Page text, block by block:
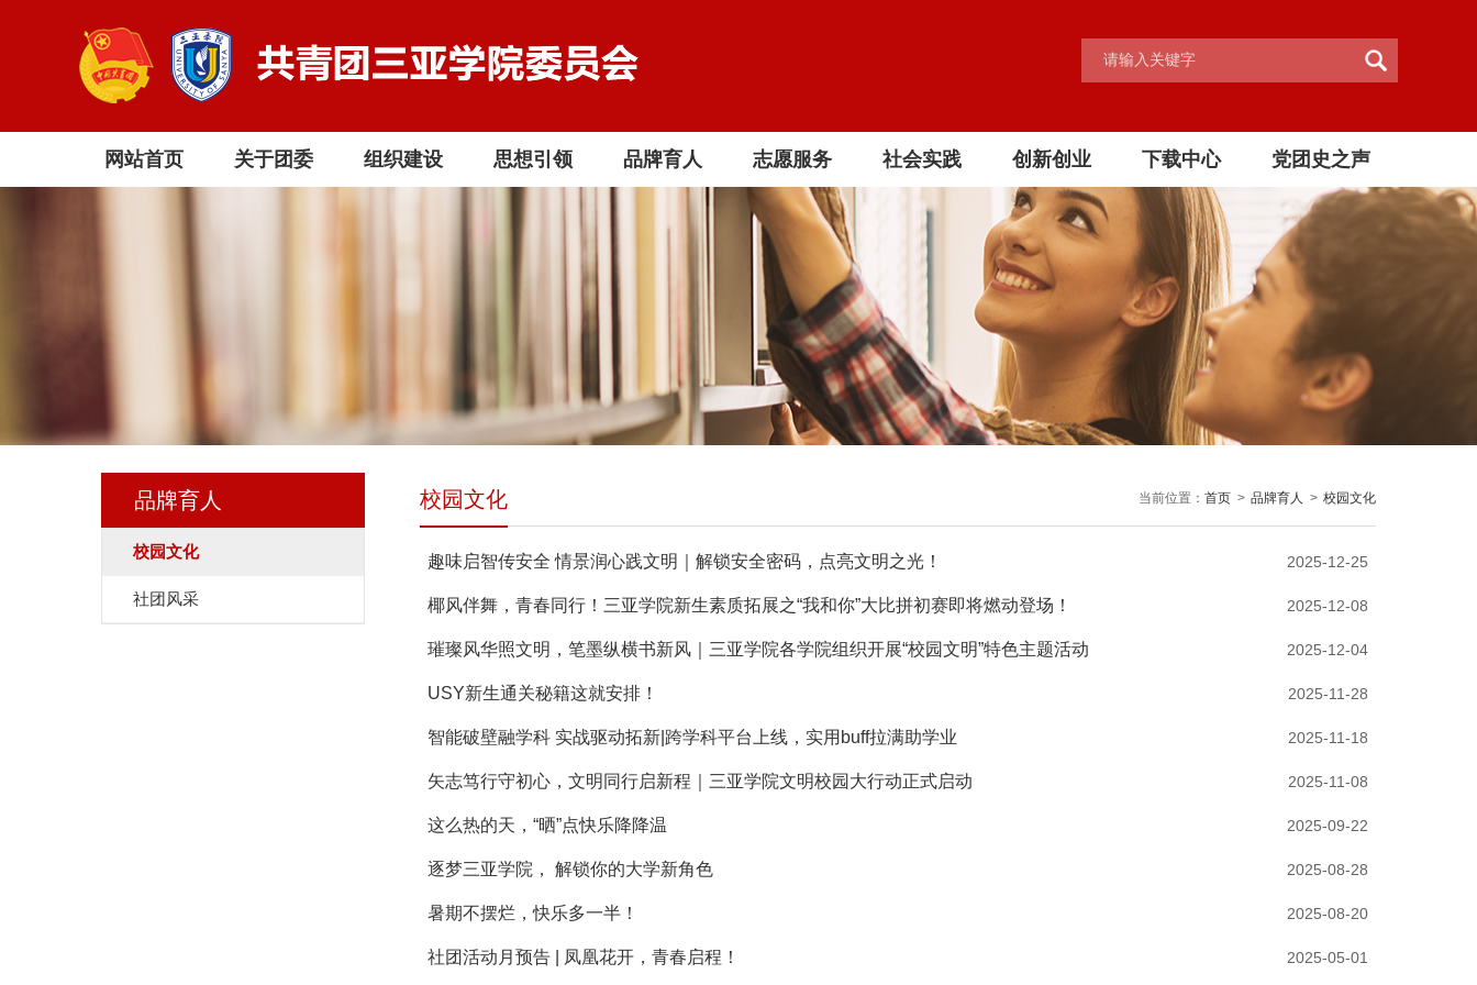
网站首页 关于团委 组织建设 思想引领 品牌育人 志愿服务 社会实践 创新创业 下载中心 党团史之声
品牌育人
校园文化
社团风采
当前位置： 首页 > 品牌育人 > 校园文化
校园文化
趣味启智传安全 情景润心践文明｜解锁安全密码，点亮文明之光！ 2025-12-25
椰风伴舞，青春同行！三亚学院新生素质拓展之“我和你”大比拼初赛即将燃动登场！ 2025-12-08
璀璨风华照文明，笔墨纵横书新风｜三亚学院各学院组织开展“校园文明”特色主题活动 2025-12-04
USY新生通关秘籍这就安排！ 2025-11-28
智能破壁融学科 实战驱动拓新|跨学科平台上线，实用buff拉满助学业 2025-11-18
矢志笃行守初心，文明同行启新程｜三亚学院文明校园大行动正式启动 2025-11-08
这么热的天，“晒”点快乐降降温 2025-09-22
逐梦三亚学院， 解锁你的大学新角色 2025-08-28
暑期不摆烂，快乐多一半！ 2025-08-20
社团活动月预告 | 凤凰花开，青春启程！ 2025-05-01